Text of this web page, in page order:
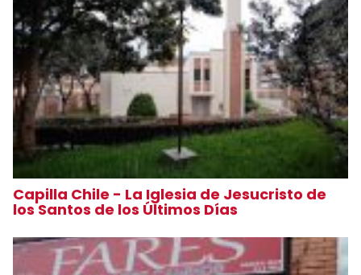
Capilla Chile - La Iglesia de Jesucristo de
los Santos de los Últimos Días